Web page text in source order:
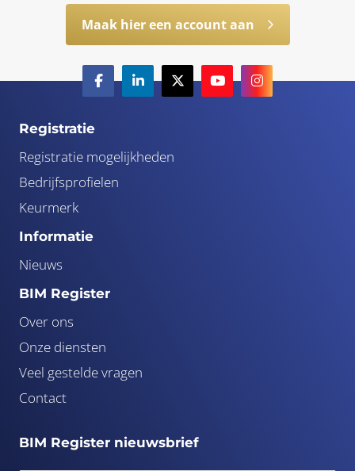
Maak hier een account aan
Registratie
Registratie mogelijkheden
Bedrijfsprofielen
Keurmerk
Informatie
Nieuws
BIM Register
Over ons
Onze diensten
Veel gestelde vragen
Contact
BIM Register nieuwsbrief